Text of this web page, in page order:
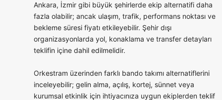
Ankara, İzmir gibi büyük şehirlerde ekip alternatifi daha
fazla olabilir; ancak ulaşım, trafik, performans noktası ve
bekleme süresi fiyatı etkileyebilir. Şehir dışı
organizasyonlarda yol, konaklama ve transfer detayları
teklifin içine dahil edilmelidir.
Orkestram üzerinden farklı bando takımı alternatiflerini
inceleyebilir; gelin alma, açılış, kortej, sünnet veya
kurumsal etkinlik için ihtiyacınıza uygun ekiplerden teklif